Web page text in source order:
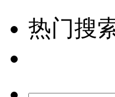
热门搜